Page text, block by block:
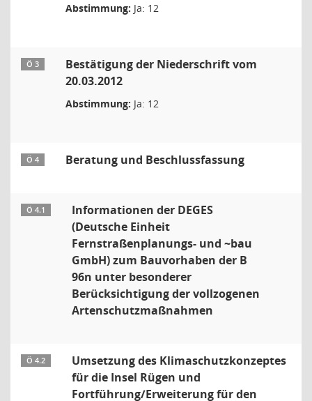
Abstimmung: Ja: 12
Ö 3
Bestätigung der Niederschrift vom
20.03.2012
Abstimmung: Ja: 12
Ö 4 Beratung und Beschlussfassung
Ö 4.1
Informationen der DEGES
(Deutsche Einheit
Fernstraßenplanungs- und ~bau
GmbH) zum Bauvorhaben der B
96n unter besonderer
Berücksichtigung der vollzogenen
Artenschutzmaßnahmen
Ö 4.2
Umsetzung des Klimaschutzkonzeptes
für die Insel Rügen und
Fortführung/Erweiterung für den